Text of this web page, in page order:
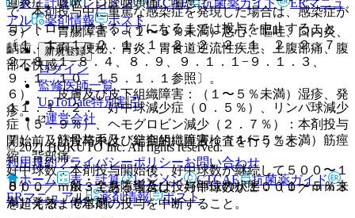
５）． 胃腸障害：（１〜５％未満）悪心、嘔吐、口内炎、
齲歯、下痢、便秘、胃炎、胃食道逆流性疾患、上腹部痛、腹
部不快感。
６）． 皮膚及び皮下組織障害：（１〜５％未満）湿疹、発
疹。
７）． 筋骨格系及び結合組織障害：（１〜５％未満）筋痙
縮、背部痛。
８）． 一般・全身障害及び投与部位の状態：（１〜５％未
満）発熱、倦怠感。
で、本剤投与中に重篤な感染症を発現した場合は、感染症が
コントロールできるようになるまでは投与を中止すること
〔１．１、１．２．１、１．２．２、２．１、２．２、７．
２、８．１−８．４、８．９、９．１．１−９．１．３、
９．１．１０、１５．１．１参照〕。
１１．１．２． 好中球減少症（０．５％）、リンパ球減少
症（５．９％）、ヘモグロビン減少（２．７％）：本剤投与
開始前及び投与中は、定期的に血液検査を行うこと。
好中球数：本剤投与開始後、好中球数が継続して５００〜１
０００／ｍｍ３である場合は、好中球数が１０００／ｍｍ３
を超えるまで本剤の投与を中断すること。
アル
薬剤情報 ポスト
新規登録
ログイン
監修医師一覧
UpToDate特別割引
運営会社
© 2021 HOKUTO Inc. All rights reserved.
利用規約プライバシーポリシーお問い合わせ
ホーム
表・計算 レジメン CTCAE
抗菌薬ガイド
ERマニュアル
薬剤情報 ポスト